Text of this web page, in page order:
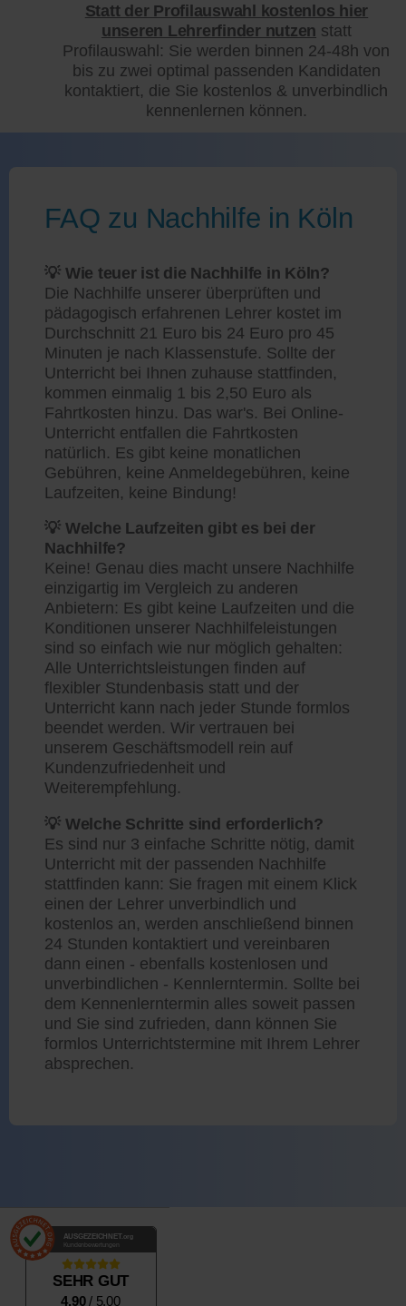
Statt der Profilauswahl kostenlos hier
unseren Lehrerfinder nutzen statt
Profilauswahl: Sie werden binnen 24-48h von
bis zu zwei optimal passenden Kandidaten
kontaktiert, die Sie kostenlos & unverbindlich
kennenlernen können.
FAQ zu Nachhilfe in Köln
💡 Wie teuer ist die Nachhilfe in Köln?
Die Nachhilfe unserer überprüften und
pädagogisch erfahrenen Lehrer kostet im
Durchschnitt 21 Euro bis 24 Euro pro 45
Minuten je nach Klassenstufe. Sollte der
Unterricht bei Ihnen zuhause stattfinden,
kommen einmalig 1 bis 2,50 Euro als
Fahrtkosten hinzu. Das war's. Bei Online-
Unterricht entfallen die Fahrtkosten
natürlich. Es gibt keine monatlichen
Gebühren, keine Anmeldegebühren, keine
Laufzeiten, keine Bindung!
💡 Welche Laufzeiten gibt es bei der
Nachhilfe?
Keine! Genau dies macht unsere Nachhilfe
einzigartig im Vergleich zu anderen
Anbietern: Es gibt keine Laufzeiten und die
Konditionen unserer Nachhilfeleistungen
sind so einfach wie nur möglich gehalten:
Alle Unterrichtsleistungen finden auf
flexibler Stundenbasis statt und der
Unterricht kann nach jeder Stunde formlos
beendet werden. Wir vertrauen bei
unserem Geschäftsmodell rein auf
Kundenzufriedenheit und
Weiterempfehlung.
💡 Welche Schritte sind erforderlich?
Es sind nur 3 einfache Schritte nötig, damit
Unterricht mit der passenden Nachhilfe
stattfinden kann: Sie fragen mit einem Klick
einen der Lehrer unverbindlich und
kostenlos an, werden anschließend binnen
24 Stunden kontaktiert und vereinbaren
dann einen - ebenfalls kostenlosen und
unverbindlichen - Kennlerntermin. Sollte bei
dem Kennenlerntermin alles soweit passen
und Sie sind zufrieden, dann können Sie
formlos Unterrichtstermine mit Ihrem Lehrer
absprechen.
AUSGEZEICHNET.org
Kundenbewertungen
SEHR GUT
4.90/ 5.00